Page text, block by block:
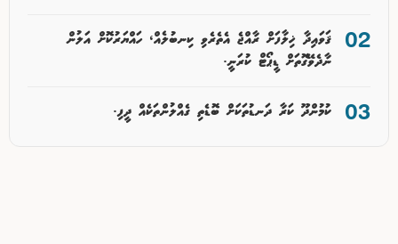
ޤަވައިދާ ޚިލާފަށް ރާއްޖެ އެތެރެވި ކިނބުލެއް، ހައްޔަރުކޮށް އަލުން
ނާދެވޭގޮތަށް ޑީޕޯޓް ކުރަނީ.
ކުމުންދޫ ކަރާ ދަނޑުތަކަށް ބޮޑެތި ގެއްލުންތަކެއް ދީފި.